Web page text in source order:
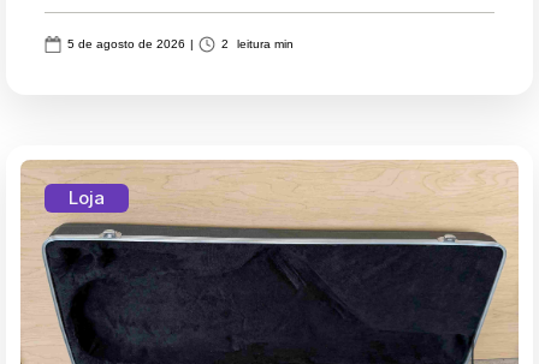
5 de agosto de 2026 | 2 leitura min
Loja